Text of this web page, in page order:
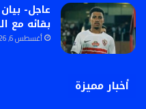
عاجل-
بقائه مع
أغسطس 6, 2026
أخبار مميزة